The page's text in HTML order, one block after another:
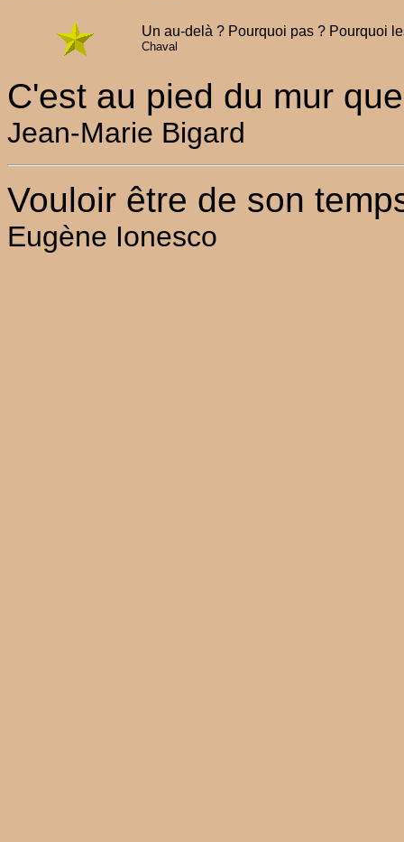
Un au-delà ? Pourquoi pas ? Pourquoi
Chaval
C'est au pied du mur
Jean-Marie Bigard
Vouloir être de son
Eugène Ionesco